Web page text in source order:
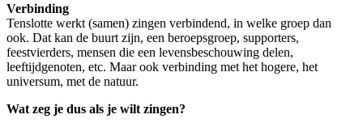
Verbinding
Tenslotte werkt (samen) zingen verbindend, in welke groep dan
ook. Dat kan de buurt zijn, een beroepsgroep, supporters,
feestvierders, mensen die een levensbeschouwing delen,
leeftijdgenoten, etc. Maar ook verbinding met het hogere, het
universum, met de natuur.
Wat zeg je dus als je wilt zingen?